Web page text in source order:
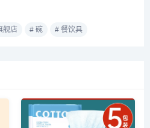
舰店 # 碗 # 餐饮具